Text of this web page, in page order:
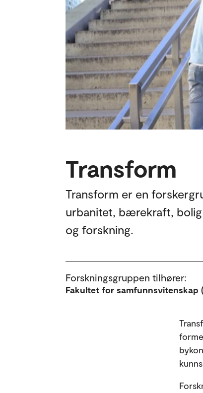
Transform
Transform er en
urbanitet, bærekraft, bolig
og forskning.
Forskningsgruppen tilhører:
Fakultet for samfunnsvitenskap